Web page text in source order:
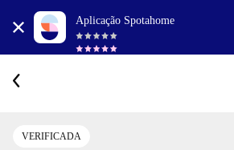
Aplicação Spotahome
VERIFICADA